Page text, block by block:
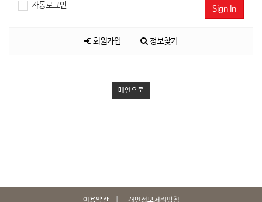
자동로그인 Sign In
회원가입 정보찾기
메인으로
이용약관 개인정보처리방침